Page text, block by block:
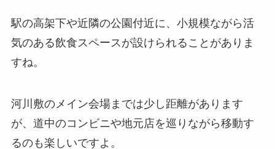
駅の高架下や近隣の公園付近に、小規模ながら活
気のある飲食スペースが設けられることがありま
すね。
河川敷のメイン会場までは少し距離があります
が、道中のコンビニや地元店を巡りながら移動す
るのも楽しいですよ。